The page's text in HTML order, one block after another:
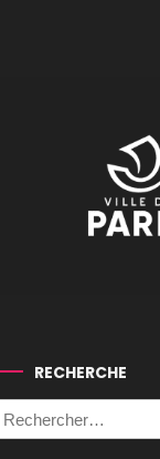
RECHERCHE